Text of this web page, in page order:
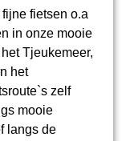
fietsen o.a
in onze mooie
Tjeukemeer,
het
zelf
mooie
langs de